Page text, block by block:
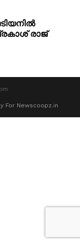
രാജ്
For Newscoopz.in